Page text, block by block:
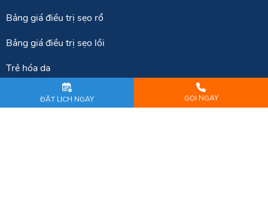
Bảng giá điều trị sẹo rổ
Bảng giá điều trị sẹo lồi
Trẻ hóa da
KẾT NỐI VỚI CHÚNG TÔI
ĐẶT LỊCH NGAY GỌI NGAY